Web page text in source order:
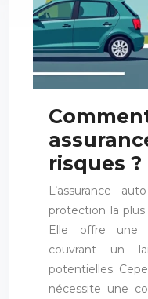
risques ?
L’assurance
protection la
Elle offre une
couvrant un
potentielles.
nécessite une